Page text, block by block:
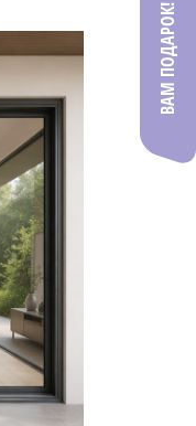
ВАМ ПОДАРОК!